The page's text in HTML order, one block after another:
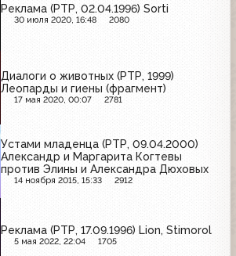
Реклама (РТР, 02.04.1996) Sorti
30 июля 2020, 16:48 2080
Диалоги о животных (РТР, 1999)
Леопарды и гиены (фрагмент)
17 мая 2020, 00:07 2781
Устами младенца (РТР, 09.04.2000)
Александр и Маргарита Когтевы
против Элины и Александра Дюховых
14 ноября 2015, 15:33 2912
Реклама (РТР, 17.09.1996) Lion, Stimorol
5 мая 2022, 22:04 1705